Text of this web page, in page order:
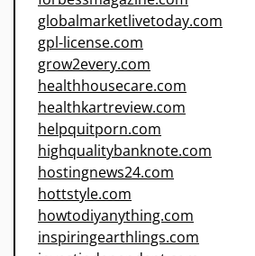
globalmarketlivetoday.com
gpl-license.com
grow2every.com
healthhousecare.com
healthkartreview.com
helpquitporn.com
highqualitybanknote.com
hostingnews24.com
hottstyle.com
howtodiyanything.com
inspiringearthlings.com